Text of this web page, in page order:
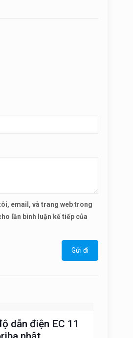
email, và trang web trong
lần bình luận kế tiếp của
dẫn điện EC 11